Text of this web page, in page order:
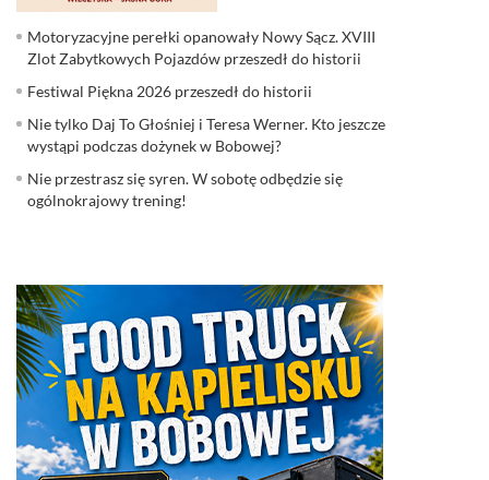
Motoryzacyjne perełki opanowały Nowy Sącz. XVIII
Zlot Zabytkowych Pojazdów przeszedł do historii
Festiwal Piękna 2026 przeszedł do historii
Nie tylko Daj To Głośniej i Teresa Werner. Kto jeszcze
wystąpi podczas dożynek w Bobowej?
Nie przestrasz się syren. W sobotę odbędzie się
ogólnokrajowy trening!